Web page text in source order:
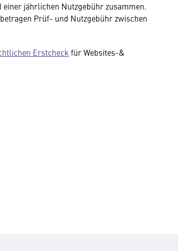
jährlichen Nutzgebühr zusammen.
Prüf- und Nutzgebühr zwischen
Erstcheck für Websites-&